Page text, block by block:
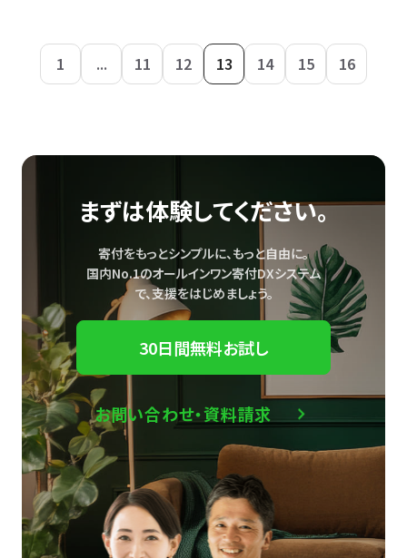
1 ... 11 12 13 14 15 16
まずは体験してください。
寄付をもっとシンプルに、もっと自由に。
国内No.1のオールインワン寄付DXシステム
で、支援をはじめましょう。
30日間無料お試し
お問い合わせ・資料請求